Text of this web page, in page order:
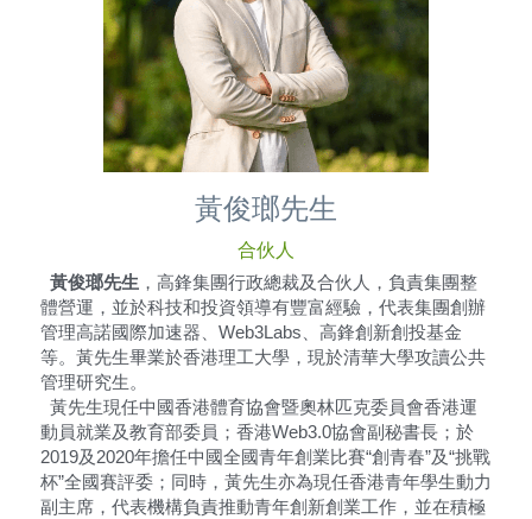
黃俊瑯先生
合伙人
  黃俊瑯先生
，高鋒集團行政總裁及合伙人，負責集團整
體營運，並於科技和投資領導有豐富經驗，代表集團創辦
管理高諾國際加速器、Web3Labs、高鋒創新創投基金
等。黃先生畢業於香港理工大學，現於清華大學攻讀公共
管理研究生。
動員就業及教育部委員；香港Web3.0協會副秘書長；於
2019及2020年擔任中國全國青年創業比賽“創青春”及“挑戰
杯”全國賽評委；同時，黃先生亦為現任香港青年學生動力
副主席，代表機構負責推動青年創新創業工作，並在積極